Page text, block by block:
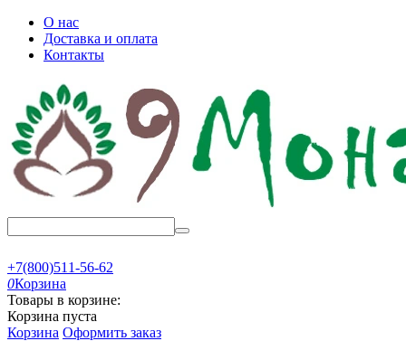
О нас
Доставка и оплата
Контакты
+7(800)511-56-62
0Корзина
Товары в корзине:
Корзина пуста
Корзина Оформить заказ